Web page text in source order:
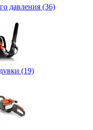
давления (36)
(19)